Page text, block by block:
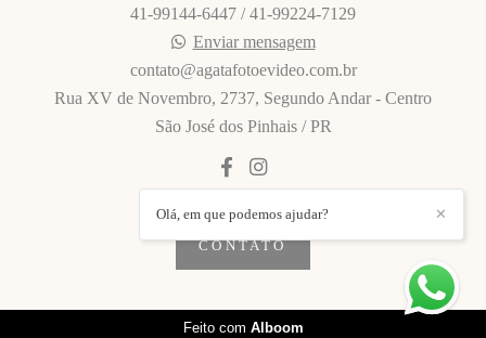
41-99144-6447 / 41-99224-7129
Enviar mensagem
contato@agatafotoevideo.com.br
Rua XV de Novembro, 2737, Segundo Andar - Centro
São José dos Pinhais / PR
CONTATO
✕
Olá, em que podemos ajudar?
Feito com Alboom